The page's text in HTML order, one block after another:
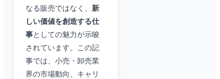
なる販売ではなく、 新
しい価値を創造する仕
事としての魅力が示唆
されています。この記
事では、小売・卸売業
界の市場動向、キャリ